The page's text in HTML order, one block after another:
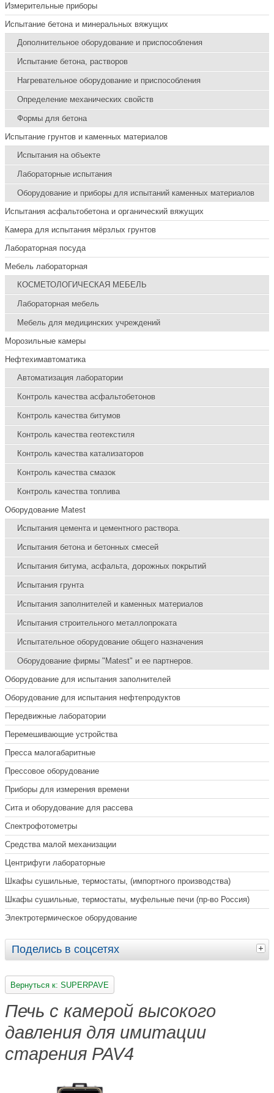
Измерительные приборы
Испытание бетона и минеральных вяжущих
Дополнительное оборудование и приспособления
Испытание бетона, растворов
Нагревательное оборудование и приспособления
Определение механических свойств
Формы для бетона
Испытание грунтов и каменных материалов
Испытания на объекте
Лабораторные испытания
Оборудование и приборы для испытаний каменных материалов
Испытания асфальтобетона и органический вяжущих
Камера для испытания мёрзлых грунтов
Лабораторная посуда
Мебель лабораторная
КОСМЕТОЛОГИЧЕСКАЯ МЕБЕЛЬ
Лабораторная мебель
Мебель для медицинских учреждений
Морозильные камеры
Нефтехимавтоматика
Автоматизация лаборатории
Контроль качества асфальтобетонов
Контроль качества битумов
Контроль качества геотекстиля
Контроль качества катализаторов
Контроль качества смазок
Контроль качества топлива
Оборудование Matest
Испытания цемента и цементного раствора.
Испытания бетона и бетонных смесей
Испытания битума, асфальта, дорожных покрытий
Испытания грунта
Испытания заполнителей и каменных материалов
Испытания строительного металлопроката
Испытательное оборудование общего назначения
Оборудование фирмы "Matest" и ее партнеров.
Оборудование для испытания заполнителей
Оборудование для испытания нефтепродуктов
Передвижные лаборатории
Перемешивающие устройства
Пресса малогабаритные
Прессовое оборудование
Приборы для измерения времени
Сита и оборудование для рассева
Спектрофотометры
Средства малой механизации
Центрифуги лабораторные
Шкафы сушильные, термостаты, (импортного производства)
Шкафы сушильные, термостаты, муфельные печи (пр-во Россия)
Электротермическое оборудование
Поделись в соцсетях
Вернуться к: SUPERPAVE
Печь с камерой высокого
давления для имитации
старения PAV4